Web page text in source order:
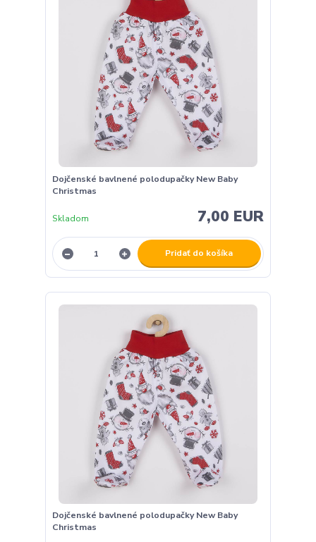
Dojčenské bavlnené polodupačky New Baby
Christmas
7,00 EUR
Skladom
Pridať do košíka
Dojčenské bavlnené polodupačky New Baby
Christmas